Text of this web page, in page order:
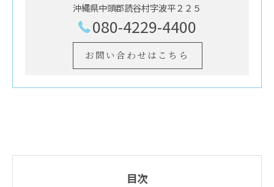
沖縄県中頭郡読谷村字波平２２５
080-4229-4400
お問い合わせはこちら
目次